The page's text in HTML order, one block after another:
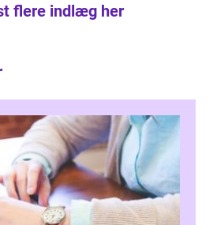
flere indlæg her